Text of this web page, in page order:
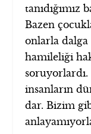
tanıdığımız
Bazen
onlarla dalga
hamileliği
soruyorlardı.
insanların
dar. Bizim